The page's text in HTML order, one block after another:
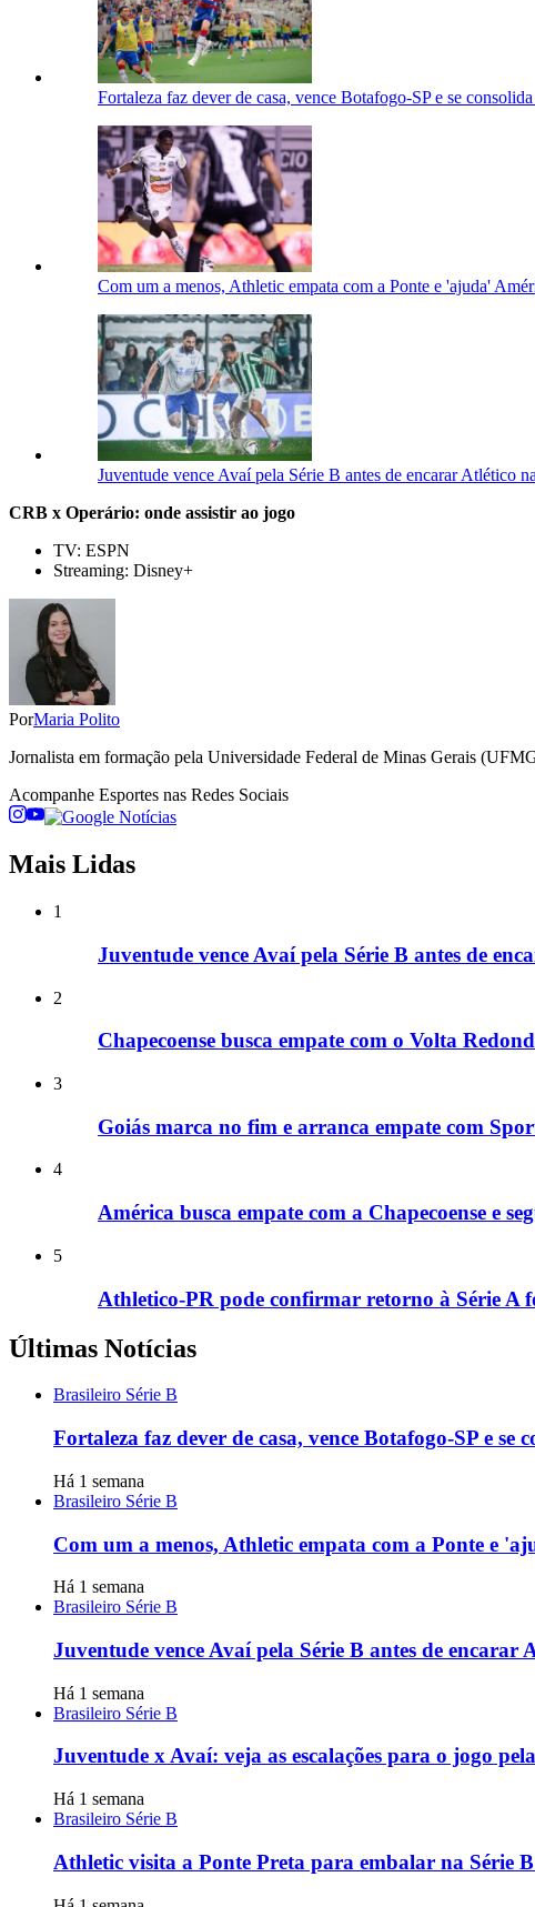
Fortaleza faz dever de casa, vence Botafogo-SP e se
Com um a menos, Athletic empata com a Ponte e 'ajuda'
Juventude vence Avaí pela Série B antes de encarar Atlético
CRB x Operário: onde assistir ao jogo
TV: ESPN
Streaming: Disney+
PorMaria Polito
Jornalista em formação pela Universidade Federal de Minas Gerais
Acompanhe Esportes nas Redes Sociais
Mais Lidas
1
Juventude vence Avaí pela Série B antes de
2
Chapecoense busca empate com o Volta
3
Goiás marca no fim e arranca empate com
4
América busca empate com a Chapecoense e
5
Athletico-PR pode confirmar retorno à Série A
Últimas Notícias
Brasileiro Série B
Fortaleza faz dever de casa, vence Botafogo-SP e se
Há 1 semana
Brasileiro Série B
Com um a menos, Athletic empata com a Ponte e
Há 1 semana
Brasileiro Série B
Juventude vence Avaí pela Série B antes de encarar
Há 1 semana
Brasileiro Série B
Juventude x Avaí: veja as escalações para o jogo
Há 1 semana
Brasileiro Série B
Athletic visita a Ponte Preta para embalar na Série